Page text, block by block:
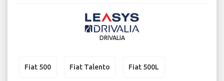
DRIVALIA
Fiat 500 Fiat Talento Fiat 500L